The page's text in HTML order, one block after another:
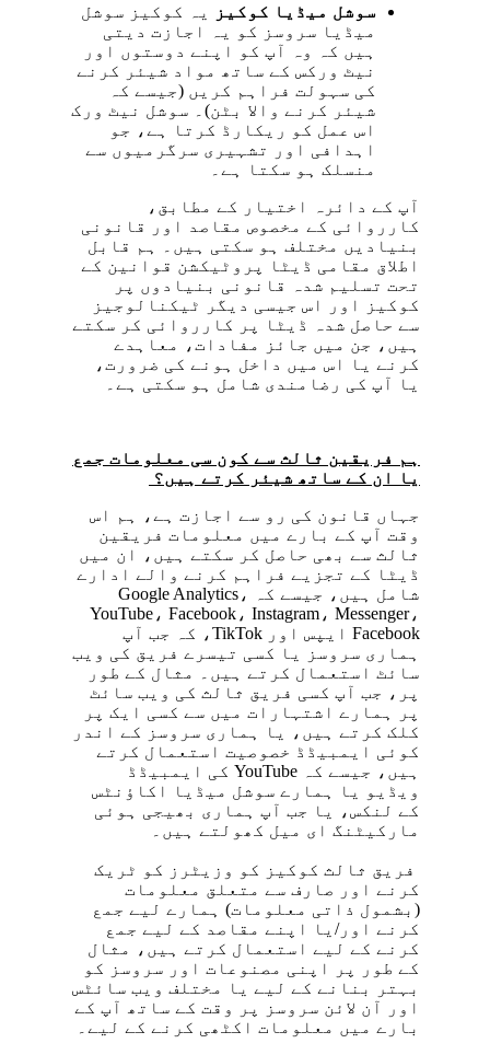
سوشل میڈیا کوکیز
یہ کوکیز سوشل
میڈیا سروسز کو یہ اجازت دیتی
ہیں کہ وہ آپ کو اپنے دوستوں اور
نیٹ ورکس کے ساتھ مواد شیئر کرنے
کی سہولت فراہم کریں (جیسے کہ
شیئر کرنے والا بٹن)۔ سوشل نیٹ ورک
اس عمل کو ریکارڈ کرتا ہے، جو
اہدافی اور تشہیری سرگرمیوں سے
منسلک ہو سکتا ہے۔
آپ کے دائرہ اختیار کے مطابق،
کارروائی کے مخصوص مقاصد اور قانونی
بنیادیں مختلف ہو سکتی ہیں۔ ہم قابل
اطلاق مقامی ڈیٹا پروٹیکشن قوانین کے
تحت تسلیم شدہ قانونی بنیادوں پر
کوکیز اور اس جیسی دیگر ٹیکنالوجیز
سے حاصل شدہ ڈیٹا پر کارروائی کر سکتے
ہیں، جن میں جائز مفادات، معاہدے
کرنے یا اس میں داخل ہونے کی ضرورت،
یا آپ کی رضامندی شامل ہو سکتی ہے۔
ہم فریقین ثالث سے کون سی معلومات جمع
یا ان کے ساتھ شیئر کرتے ہیں؟
جہاں قانون کی رو سے اجازت ہے، ہم اس
وقت آپ کے بارے میں معلومات فریقین
ثالث سے بھی حاصل کر سکتے ہیں، ان میں
ڈیٹا کے تجزیے فراہم کرنے والے ادارے
شامل ہیں، جیسے کہ Google Analytics،
YouTube، Facebook، Instagram، Messenger،
Facebook ایپس اور TikTok، کہ جب آپ
ہماری سروسز یا کسی تیسرے فریق کی ویب
سائٹ استعمال کرتے ہیں۔ مثال کے طور
پر، جب آپ کسی فریق ثالث کی ویب سائٹ
پر ہمارے اشتہارات میں سے کسی ایک پر
کلک کرتے ہیں، یا ہماری سروسز کے اندر
کوئی ایمبیڈڈ خصوصیت استعمال کرتے
ہیں، جیسے کہ YouTube کی ایمبیڈڈ
ویڈیو یا ہمارے سوشل میڈیا اکاؤنٹس
کے لنکس، یا جب آپ ہماری بھیجی ہوئی
مارکیٹنگ ای میل کھولتے ہیں۔
فریق ثالث کوکیز کو وزیٹرز کو ٹریک
کرنے اور صارف سے متعلق معلومات
(بشمول ذاتی معلومات) ہمارے لیے جمع
کرنے اور/یا اپنے مقاصد کے لیے جمع
کرنے کے لیے استعمال کرتے ہیں، مثال
کے طور پر اپنی مصنوعات اور سروسز کو
بہتر بنانے کے لیے یا مختلف ویب سائٹس
اور آن لائن سروسز پر وقت کے ساتھ آپ کے
بارے میں معلومات اکٹھی کرنے کے لیے۔